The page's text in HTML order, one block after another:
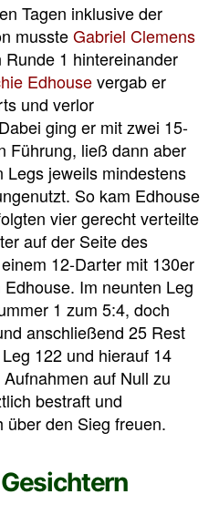
Tagen inklusive der
mussteGabriel Clemens
1 hintereinander
Edhousevergab er
und verlor
ging er mit zwei 15-
Führung, ließ dann aber
Legs jeweils mindestens
So kam Edhouse
vier gerecht verteilte
auf der Seite des
12-Darter mit 130er
Im neunten Leg
1 zum 5:4, doch
anschließend 25 Rest
122 und hierauf 14
auf Null zu
bestraft und
über den Sieg freuen.